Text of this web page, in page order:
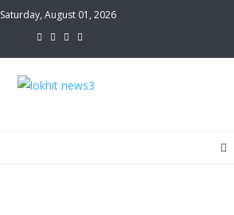
Saturday, August 01, 2026